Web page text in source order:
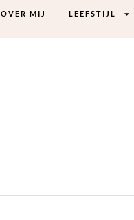
OVER MIJ LEEFSTIJL